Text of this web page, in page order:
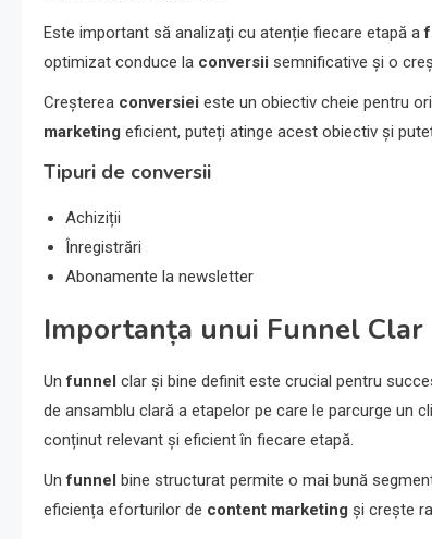
Este important să analizați cu atenție fiecare etapă a
optimizat conduce la conversii semnificative și o
Creșterea conversiei este un obiectiv cheie pentru
marketing eficient, puteți atinge acest obiectiv și
Tipuri de conversii
Achiziții
Înregistrări
Abonamente la newsletter
Importanța unui Funnel Clar
Unfunnel clar și bine definit este crucial pentru
de ansamblu clară a etapelor pe care le parcurge un
conținut relevant și eficient în fiecare etapă.
Unfunnel
bine structurat permite o mai bună
eficiența eforturilor de content marketing și crește